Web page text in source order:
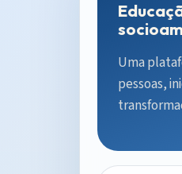
Uma
pessoas,